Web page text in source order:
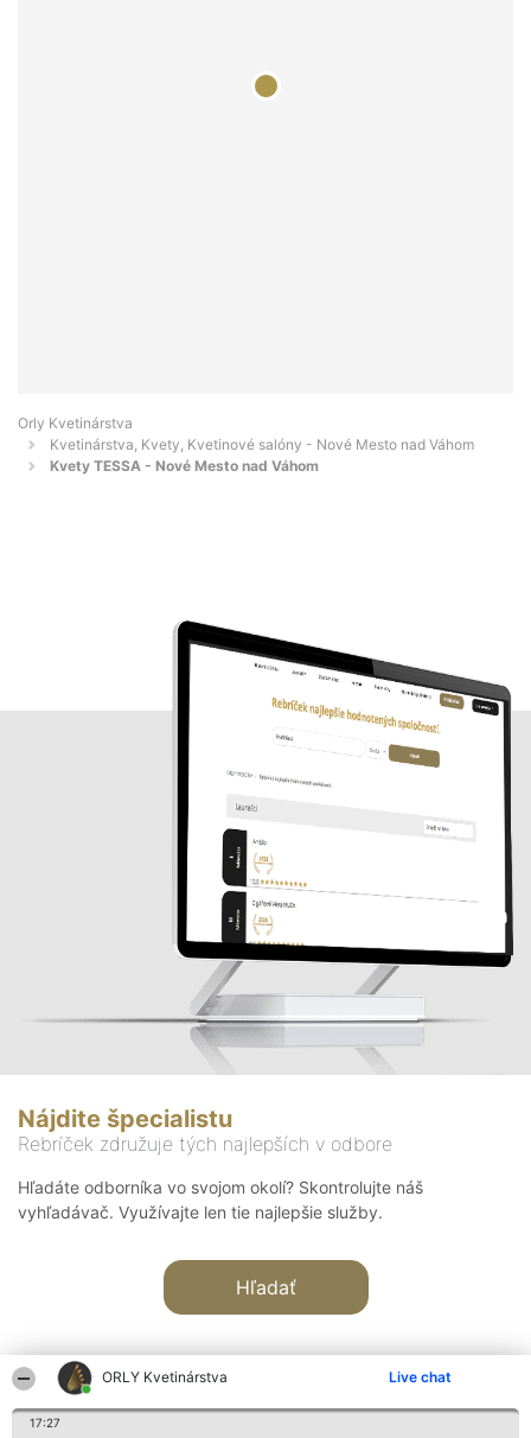
ORLY Kvetinárstva Live chat
17:27
Orly Kvetinárstva
Kvetinárstva, Kvety, Kvetinové salóny - Nové Mesto nad Váhom
Kvety TESSA - Nové Mesto nad Váhom
Nájdite špecialistu
Rebríček združuje tých najlepších v odbore
Hľadáte odborníka vo svojom okolí? Skontrolujte náš
vyhľadávač. Využívajte len tie najlepšie služby.
Hľadať